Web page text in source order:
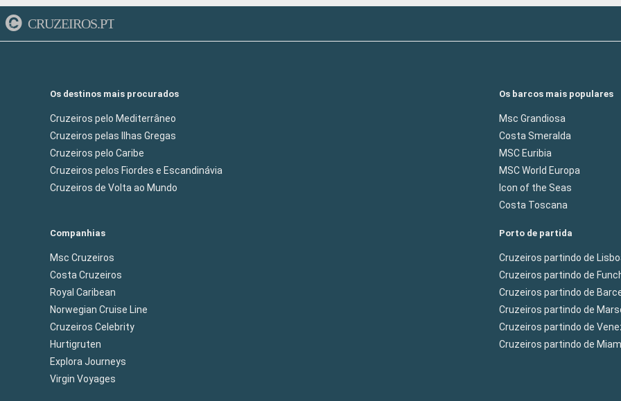
CRUZEIROS.PT
Os destinos mais procurados
Cruzeiros pelo Mediterrâneo
Cruzeiros pelas Ilhas Gregas
Cruzeiros pelo Caribe
Cruzeiros pelos Fiordes e Escandinávia
Cruzeiros de Volta ao Mundo
Os barcos mais populares
Msc Grandiosa
Costa Smeralda
MSC Euribia
MSC World Europa
Icon of the Seas
Costa Toscana
Companhias
Msc Cruzeiros
Costa Cruzeiros
Royal Caribean
Norwegian Cruise Line
Cruzeiros Celebrity
Hurtigruten
Explora Journeys
Virgin Voyages
Porto de partida
Cruzeiros partindo de
Cruzeiros partindo de
Cruzeiros partindo de
Cruzeiros partindo de
Cruzeiros partindo de
Cruzeiros partindo de Miam